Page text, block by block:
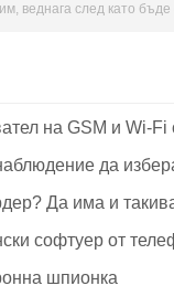
веднага след като
на GSM и Wi-Fi
да
Да има и
софтуер от
шпионка